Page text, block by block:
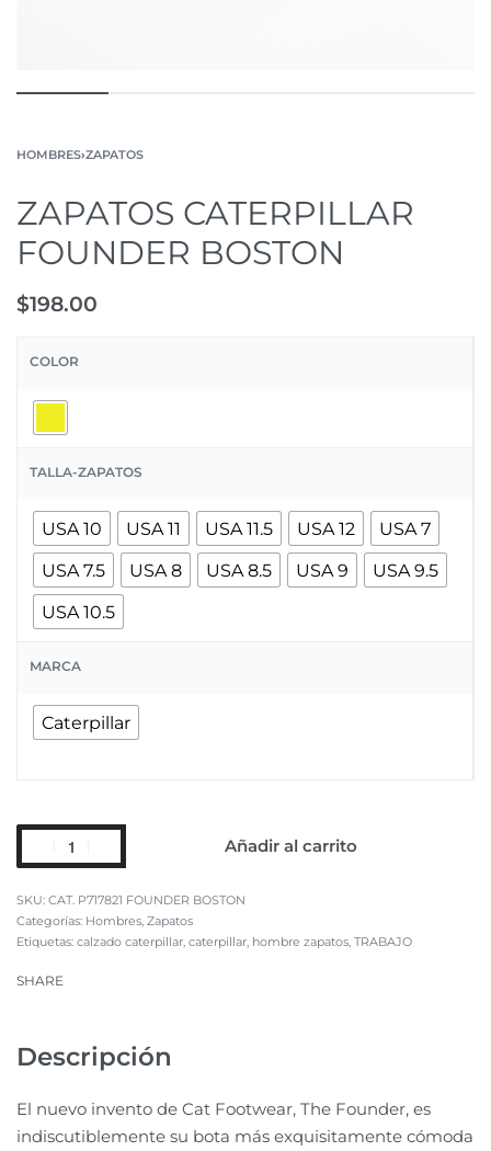
HOMBRES›ZAPATOS
ZAPATOS CATERPILLAR
FOUNDER BOSTON
$198.00
COLOR
TALLA-ZAPATOS
USA 10 USA 11 USA 11.5 USA 12
USA 7
USA 7.5
USA 8 USA 8.5 USA 9
USA 9.5
USA 10.5
MARCA
Caterpillar
Añadir al carrito
CAT. P717821 FOUNDER BOSTON
Categorías: Hombres, Zapatos
Etiquetas: calzado caterpillar, caterpillar, hombre zapatos, TRABAJO
SHARE
Descripción
El nuevo invento de Cat Footwear, The Founder, es
indiscutiblemente su bota más exquisitamente cómoda